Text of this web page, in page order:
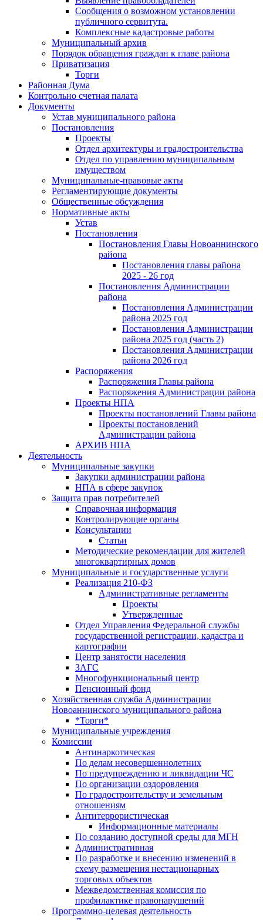
Сообщения о возможном установлении
публичного сервитута.
Комплексные кадастровые работы
Муниципальный архив
Порядок обращения граждан к главе района
Приватизация
Торги
Районная Дума
Контрольно счетная палата
Документы
Устав муниципального района
Постановления
Проекты
Отдел архитектуры и градостроительства
Отдел по управлению муниципальным
имуществом
Муниципальные-правовые акты
Регламентирующие документы
Общественные обсуждения
Нормативные акты
Устав
Постановления
Постановления Главы Новоаннинского
района
Постановления главы района
2025 - 26 год
Постановления Администрации
района
Постановления Администрации
района 2025 год
Постановления Администрации
района 2025 год (часть 2)
Постановления Администрации
района 2026 год
Распоряжения
Распоряжения Главы района
Распоряжения Администрации района
Проекты НПА
Проекты постановлений Главы района
Проекты постановлений
Администрации района
АРХИВ НПА
Деятельность
Муниципальные закупки
Закупки администрации района
НПА в сфере закупок
Защита прав потребителей
Справочная информация
Контролирующие органы
Консультации
Статьи
Методические рекомендации для жителей
многоквартирных домов
Муниципальные и государственные услуги
Реализация 210-ФЗ
Административные регламенты
Проекты
Утвержденные
Отдел Управления Федеральной службы
государственной регистрации, кадастра и
картографии
Центр занятоcти населения
ЗАГС
Многофункциональный центр
Пенсионный фонд
Хозяйственная служба Администрации
Новоаннинского муниципального района
*Торги*
Муниципальные учреждения
Комиссии
Антинаркотическая
По делам несовершеннолетних
По предупреждению и ликвидации ЧС
По организации оздоровления
По градостроительству и земельным
отношениям
Антитеррористическая
Информационные материалы
По созданию доступной среды для МГН
Административная
По разработке и внесению изменений в
схему размещения нестационарных
торговых объектов
Межведомственная комиссия по
профилактике правонарушений
Программно-целевая деятельность